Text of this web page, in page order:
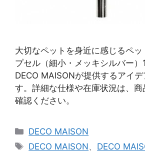
大切なペットを身近に感じるペッ
プセル（細小・メッキシルバー）
DECO MAISONが提供するアイ
す。詳細な仕様や在庫状況は、
確認ください。
カ
テ
DECO MAISON
タ
DECO MAISON、 DECO